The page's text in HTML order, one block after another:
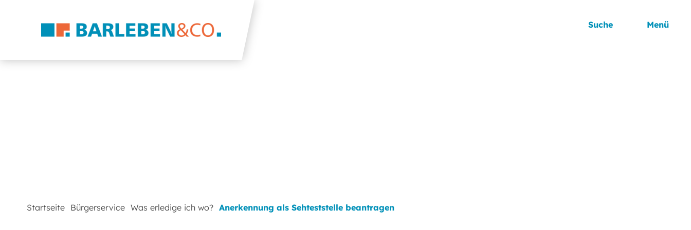
Suche Menü
Startseite Bürgerservice Was erledige ich wo? Anerkennung als Sehteststelle beantragen